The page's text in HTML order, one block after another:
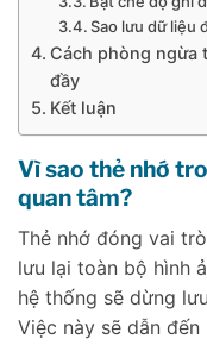
Sao lưu dữ liệu
Cách phòng ngừa
đầy
Kết luận
Vì sao thẻ nhớ
quan tâm?
Thẻ nhớ đóng vai
lưu lại toàn bộ hình
hệ thống sẽ dừng
Việc này sẽ dẫn